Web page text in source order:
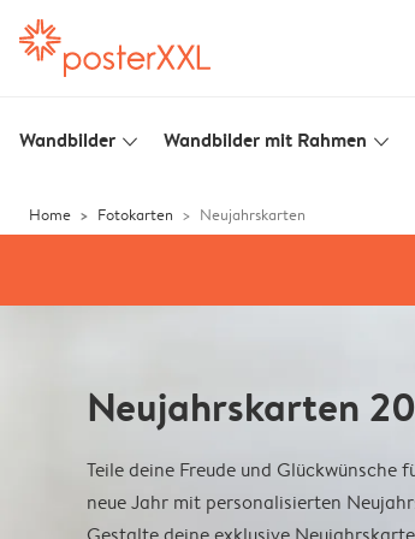
Wandbilder slim_arrow_down Wandbilder mit Rahmen slim_arrow_down
Home Fotokarten Neujahrskarten
Neujahrskarten
Teile deine Freude und Glückwünsche
neue Jahr mit personalisierten